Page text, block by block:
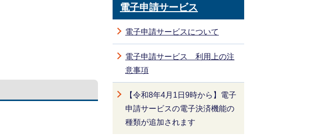
電子申請サービス
電子申請サービスについて
電子申請サービス 利用上の注
意事項
【令和8年4月1日9時から】電子
申請サービスの電子決済機能の
種類が追加されます